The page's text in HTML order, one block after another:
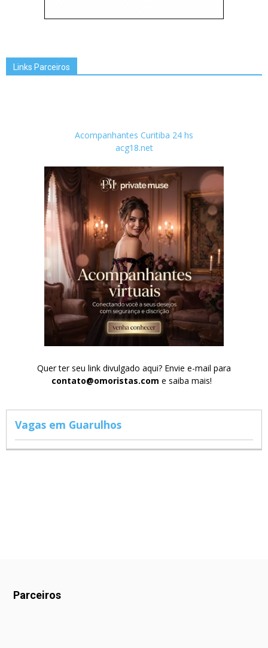
Links Parceiros
Acompanhantes Curitiba 24 hs
acg18.net
Quer ter seu link divulgado aqui? Envie e-mail para
contato@omoristas.com e saiba mais!
Vagas em Guarulhos
Parceiros